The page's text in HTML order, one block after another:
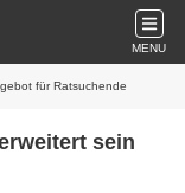
MENU
für Ratsuchende
sein